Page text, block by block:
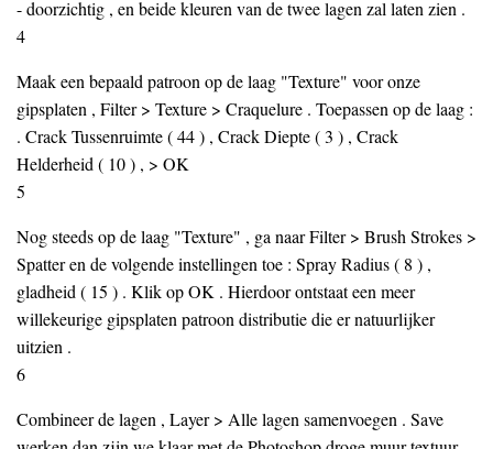
- doorzichtig , en beide kleuren van de twee lagen zal laten zien .
4
Maak een bepaald patroon op de laag "Texture" voor onze
gipsplaten , Filter > Texture > Craquelure . Toepassen op de laag :
. Crack Tussenruimte ( 44 ) , Crack Diepte ( 3 ) , Crack
Helderheid ( 10 ) , > OK
5
Nog steeds op de laag "Texture" , ga naar Filter > Brush Strokes >
Spatter en de volgende instellingen toe : Spray Radius ( 8 ) ,
gladheid ( 15 ) . Klik op OK . Hierdoor ontstaat een meer
willekeurige gipsplaten patroon distributie die er natuurlijker
uitzien .
6
Combineer de lagen , Layer > Alle lagen samenvoegen . Save